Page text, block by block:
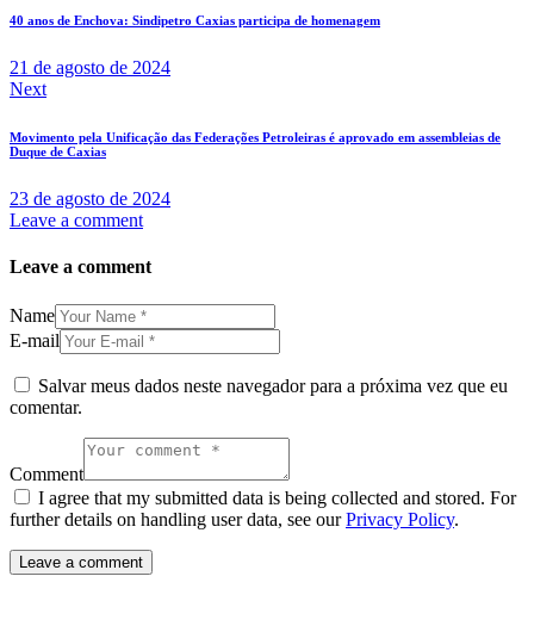
40 anos de Enchova: Sindipetro Caxias participa de homenagem
21 de agosto de 2024
Next
Movimento pela Unificação das Federações Petroleiras é aprovado em assembleias de
Duque de Caxias
23 de agosto de 2024
Leave a comment
Leave a comment
Name
E-mail
Salvar meus dados neste navegador para a próxima vez que eu
comentar.
Comment
I agree that my submitted data is being collected and stored. For
further details on handling user data, see ourPrivacy Policy.